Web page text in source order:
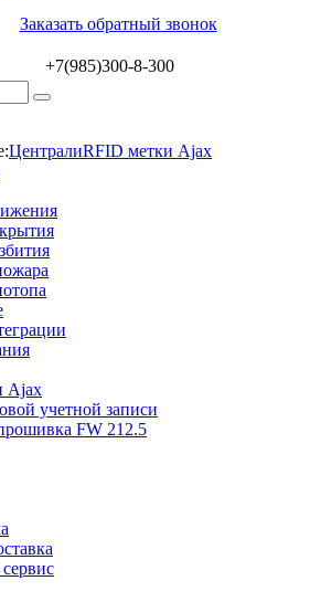
Заказать обратный звонок
+7(985)300-8-300
ЦентралиRFID метки Ajax
Ajax
учетной записи
FW 212.5